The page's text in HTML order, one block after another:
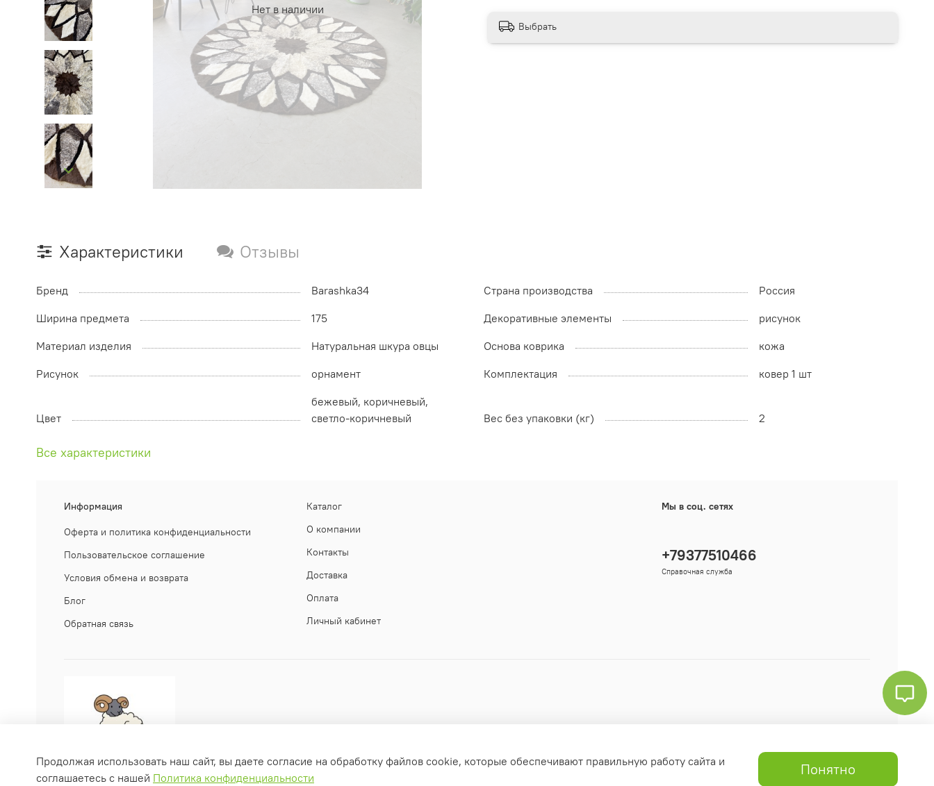
Нет в наличии
Выбрать
Характеристики Отзывы
Бренд Barashka34 Страна производства
Россия
Ширина предмета
175 Декоративные элементы
рисунок
Материал изделия
Натуральная шкура овцы Основа коврика
кожа
Рисунок
орнамент Комплектация ковер 1 шт
Цвет
бежевый, коричневый,
светло-коричневый
Вес без упаковки (кг) 2
Все характеристики
Информация
Оферта и политика конфиденциальности
Пользовательское соглашение
Условия обмена и возврата
Блог
Обратная связь
Каталог
О компании
Контакты
Доставка
Оплата
Личный кабинет
Мы в соц. сетях
+79377510466
Справочная служба
Продолжая использовать наш сайт, вы даете согласие на обработку файлов cookie, которые обеспечивают правильную работу сайта и
соглашаетесь с нашей Политика конфиденциальности Понятно